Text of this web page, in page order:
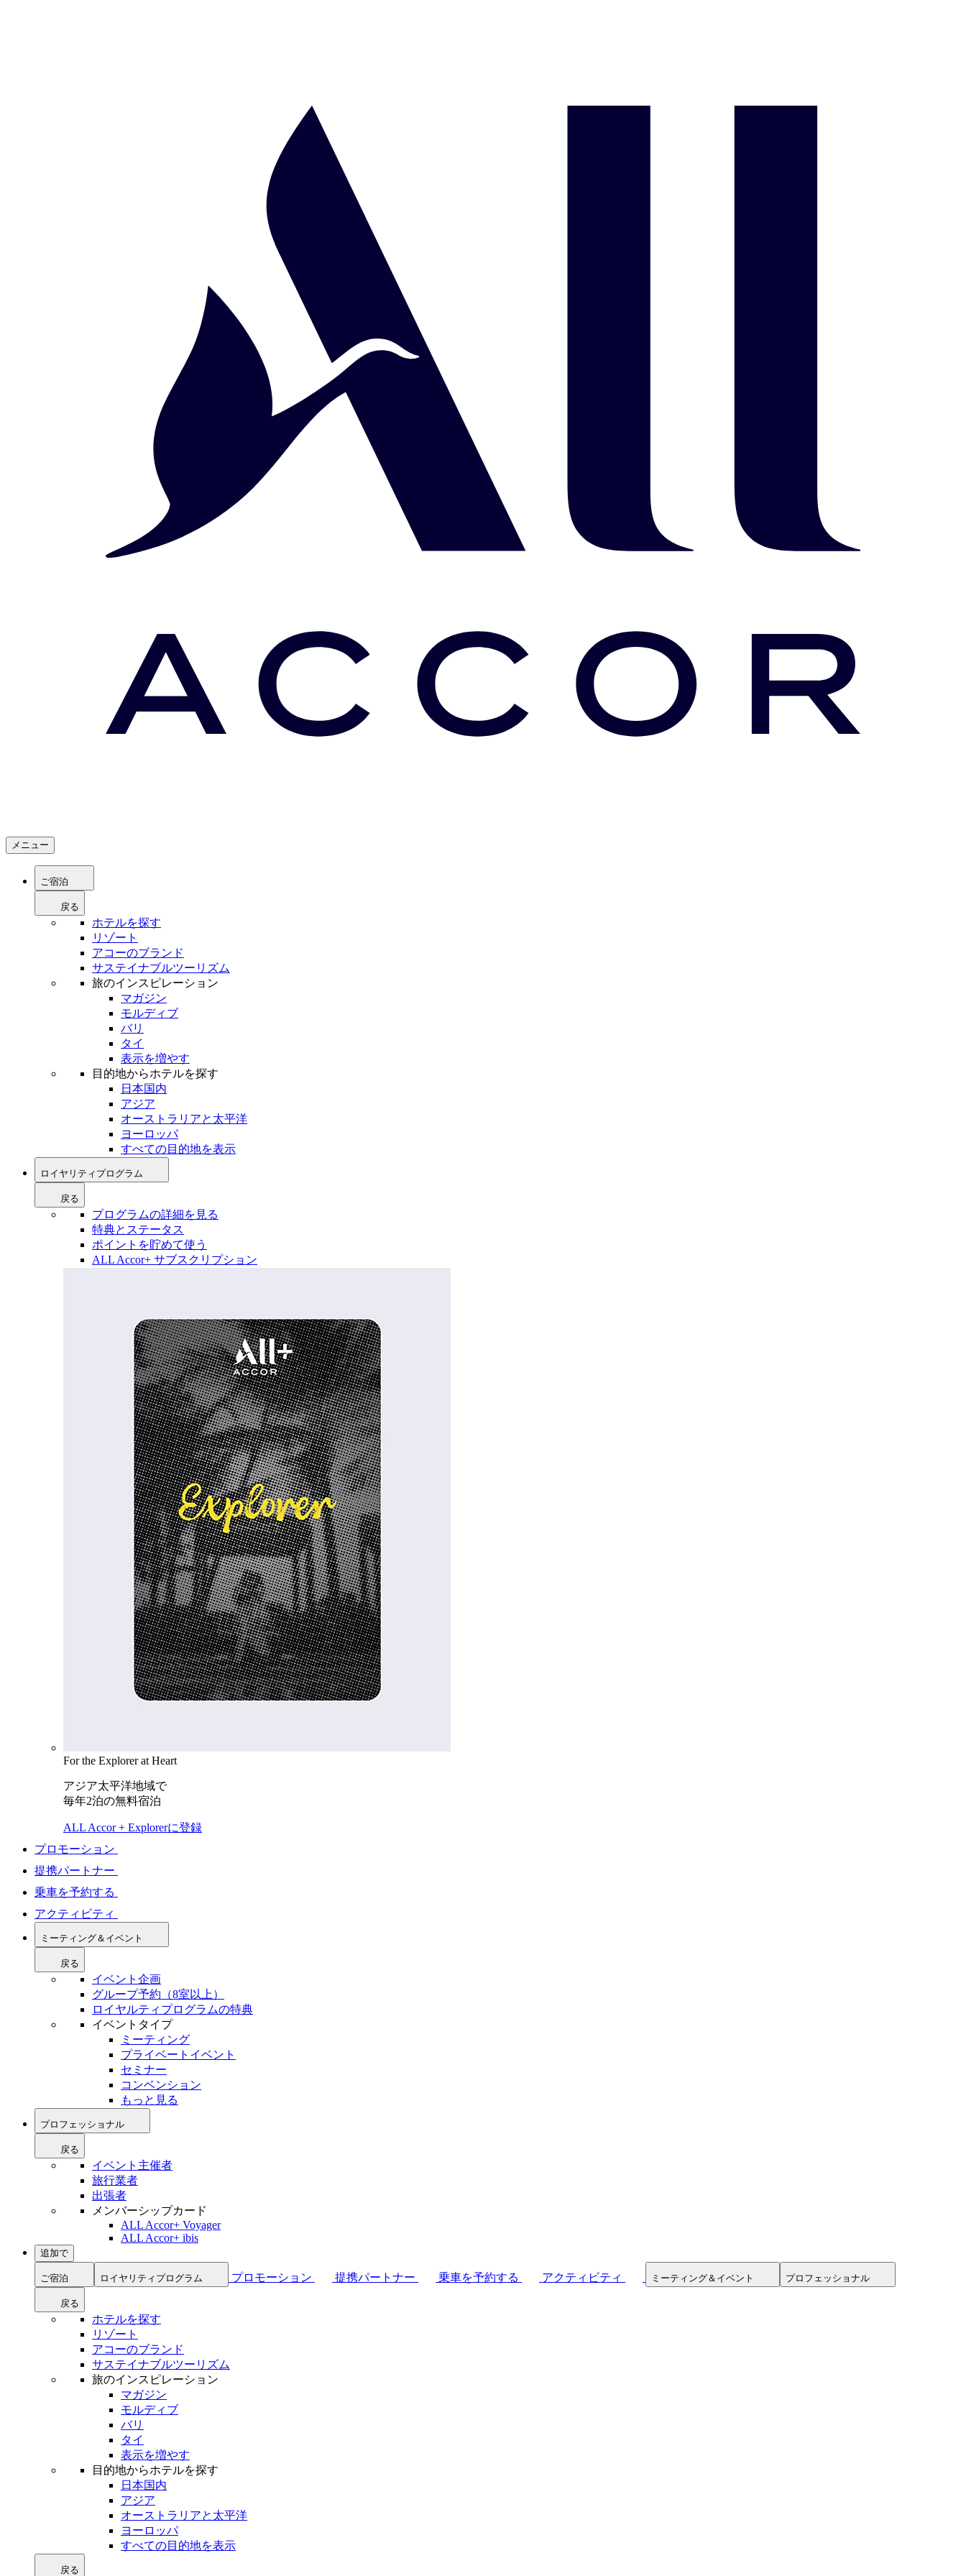
メニュー
ご宿泊
戻る
ホテルを探す
リゾート
アコーのブランド
サステイナブルツーリズム
旅のインスピレーション
マガジン
モルディブ
バリ
タイ
表示を増やす
目的地からホテルを探す
日本国内
アジア
オーストラリアと太平洋
ヨーロッパ
すべての目的地を表示
ロイヤリティプログラム
戻る
プログラムの詳細を見る
特典とステータス
ポイントを貯めて使う
ALL Accor+ サブスクリプション
For the Explorer at Heart
アジア太平洋地域で
毎年2泊の無料宿泊
ALL Accor + Explorerに登録
プロモーション
提携パートナー
乗車を予約する
アクティビティ
ミーティング＆イベント
戻る
イベント企画
グループ予約（8室以上）
ロイヤルティプログラムの特典
イベントタイプ
ミーティング
プライベートイベント
セミナー
コンベンション
もっと見る
プロフェッショナル
戻る
イベント主催者
旅行業者
出張者
メンバーシップカード
ALL Accor+ Voyager
ALL Accor+ ibis
追加で
ご宿泊 ロイヤリティプログラム プロモーション 提携パートナー 乗車を予約する アクティビティ ミーティング＆イベント プロフェッショナル
戻る
ホテルを探す
リゾート
アコーのブランド
サステイナブルツーリズム
旅のインスピレーション
マガジン
モルディブ
バリ
タイ
表示を増やす
目的地からホテルを探す
日本国内
アジア
オーストラリアと太平洋
ヨーロッパ
すべての目的地を表示
戻る